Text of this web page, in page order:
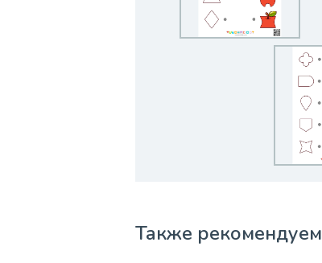
Также рекомендуем